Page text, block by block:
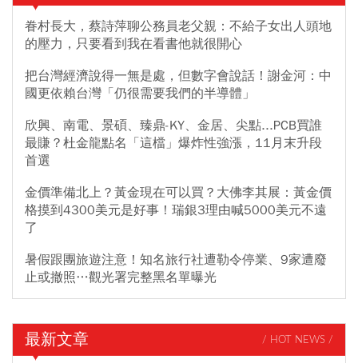
眷村長大，蔡詩萍聊公務員老父親：不給子女出人頭地
的壓力，只要看到我在看書他就很開心
把台灣經濟說得一無是處，但數字會說話！謝金河：中
國更依賴台灣「仍很需要我們的半導體」
欣興、南電、景碩、臻鼎-KY、金居、尖點...PCB買誰
最賺？杜金龍點名「這檔」爆炸性強漲，11月末升段
首選
金價準備北上？黃金現在可以買？大佛李其展：黃金價
格摸到4300美元是好事！瑞銀3理由喊5000美元不遠
了
暑假跟團旅遊注意！知名旅行社遭勒令停業、9家遭廢
止或撤照…觀光署完整黑名單曝光
最新文章 / HOT NEWS /